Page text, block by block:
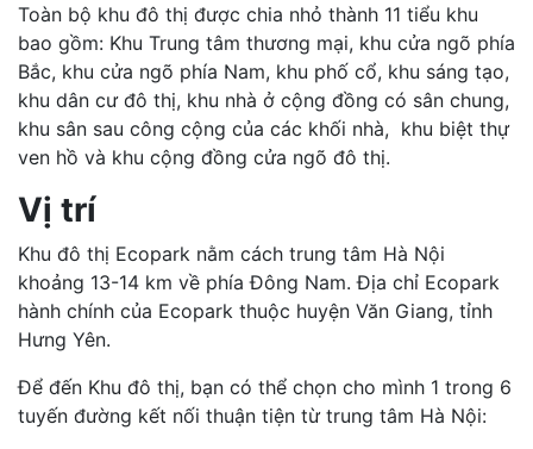
Toàn bộ khu đô thị được chia nhỏ thành 11 tiểu khu
bao gồm: Khu Trung tâm thương mại, khu cửa ngõ phía
Bắc, khu cửa ngõ phía Nam, khu phố cổ, khu sáng tạo,
khu dân cư đô thị, khu nhà ở cộng đồng có sân chung,
khu sân sau công cộng của các khối nhà, khu biệt thự
ven hồ và khu cộng đồng cửa ngõ đô thị.
Vị trí
Khu đô thị Ecopark nằm cách trung tâm Hà Nội
khoảng 13-14 km về phía Đông Nam. Địa chỉ Ecopark
hành chính của Ecopark thuộc huyện Văn Giang, tỉnh
Hưng Yên.
Để đến Khu đô thị, bạn có thể chọn cho mình 1 trong 6
tuyến đường kết nối thuận tiện từ trung tâm Hà Nội: